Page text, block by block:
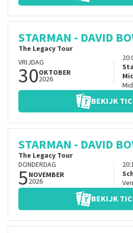
STARMAN - DAVID
The Legacy Tour
VRIJDAG
30OKTOBER
2026
BEKIJK
STARMAN - DAVID
The Legacy Tour
DONDERDAG
5NOVEMBER
2026
BEKIJK